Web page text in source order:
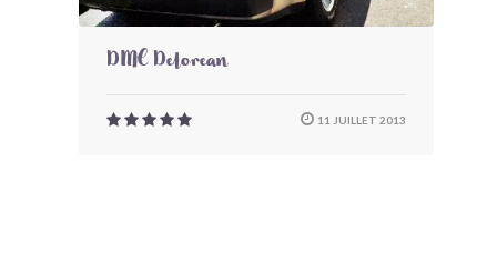
DMC Delorean
11 JUILLET 2013